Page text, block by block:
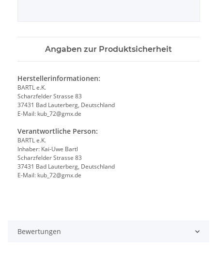
Angaben zur Produktsicherheit
Herstellerinformationen:
BARTL e.K.
Scharzfelder Strasse 83
37431 Bad Lauterberg, Deutschland
E-Mail: kub_72@gmx.de
Verantwortliche Person:
BARTL e.K.
Inhaber: Kai-Uwe Bartl
Scharzfelder Strasse 83
37431 Bad Lauterberg, Deutschland
E-Mail: kub_72@gmx.de
Bewertungen